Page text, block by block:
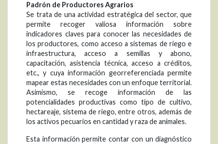
Padrón de Productores Agrarios
Se trata de una actividad estratégica del sector, que
permite recoger valiosa información sobre
indicadores claves para conocer las necesidades de
los productores, como acceso a sistemas de riego e
infraestructura, acceso a semillas y abono,
capacitación, asistencia técnica, acceso a créditos,
etc., y cuya información georreferenciada permite
mapear estas necesidades con un enfoque territorial.
Asimismo, se recoge información de las
potencialidades productivas como tipo de cultivo,
hectareaje, sistema de riego, entre otros, además de
los activos pecuarios en cantidad y raza de animales.
Esta información permite contar con un diagnóstico